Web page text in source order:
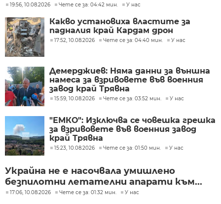
19:56, 10.08.2026 Чете се за: 04:42 мин. У нас
Какво установиха властите за
падналия край Кардам дрон
17:52, 10.08.2026 Чете се за: 04:40 мин. У нас
Демерджиев: Няма данни за външна
намеса за взривовете във военния
завод край Трявна
15:59, 10.08.2026 Чете се за: 03:52 мин. У нас
"ЕМКО": Изключва се човешка грешка
за взривовете във военния завод
край Трявна
15:23, 10.08.2026 Чете се за: 01:50 мин. У нас
Украйна не е насочвала умишлено
безпилотни летателни апарати към...
17:06, 10.08.2026 Чете се за: 01:32 мин. У нас